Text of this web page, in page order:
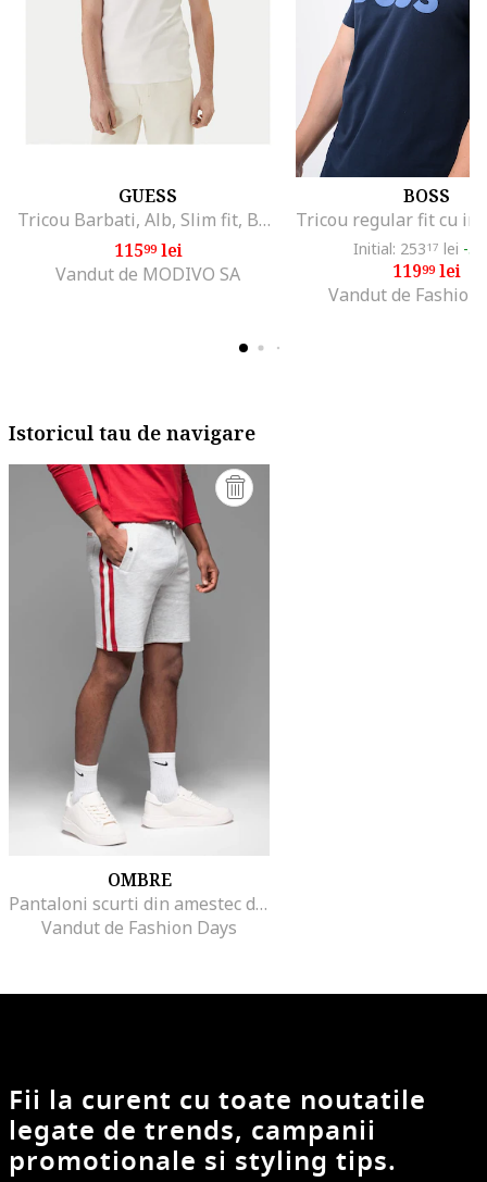
GUESS
Tricou Barbati, Alb, Slim fit, Bumbac/Elastan
11599lei
Vandut de MODIVO SA
BOSS
Initial: 25317 lei -
11999lei
Vandut de Fashion
Istoricul tau de navigare
OMBRE
Pantaloni scurti din amestec de bumbac cu buzunare oblice, Rosu/Gri deschis melange
Vandut de Fashion Days
Fii la curent cu toate noutatile
legate de trends, campanii
promotionale si styling tips.